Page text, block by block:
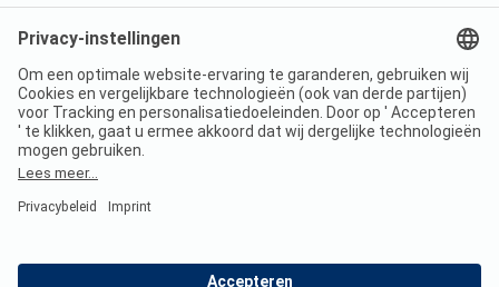
Imprint
Jouw privacy
Voorwaarden
Wet digitale diensten